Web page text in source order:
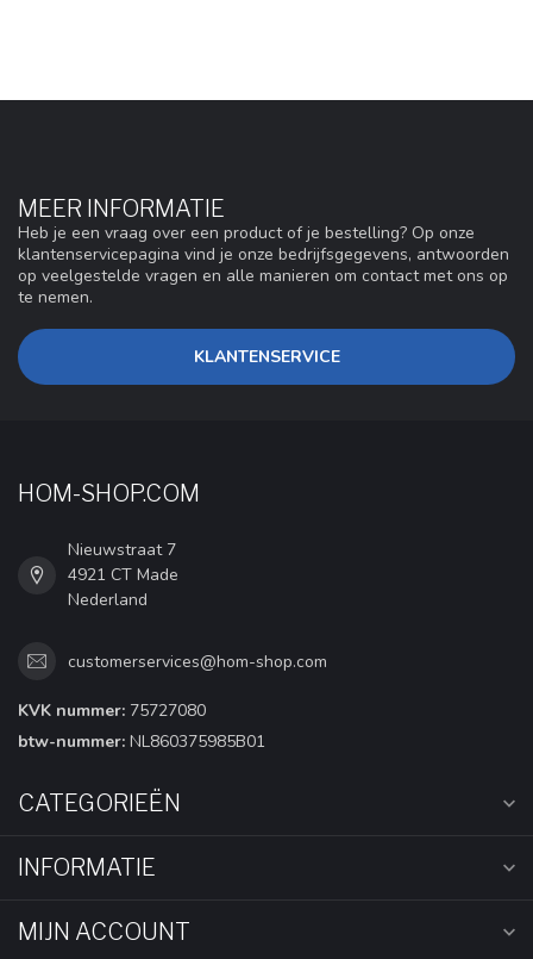
MEER INFORMATIE
Heb je een vraag over een product of je bestelling? Op onze
klantenservicepagina vind je onze bedrijfsgegevens, antwoorden
op veelgestelde vragen en alle manieren om contact met ons op
te nemen.
KLANTENSERVICE
HOM-SHOP.COM
Nieuwstraat 7
4921 CT Made
Nederland
customerservices@hom-shop.com
KVK nummer: 75727080
btw-nummer: NL860375985B01
CATEGORIEËN
INFORMATIE
MIJN ACCOUNT